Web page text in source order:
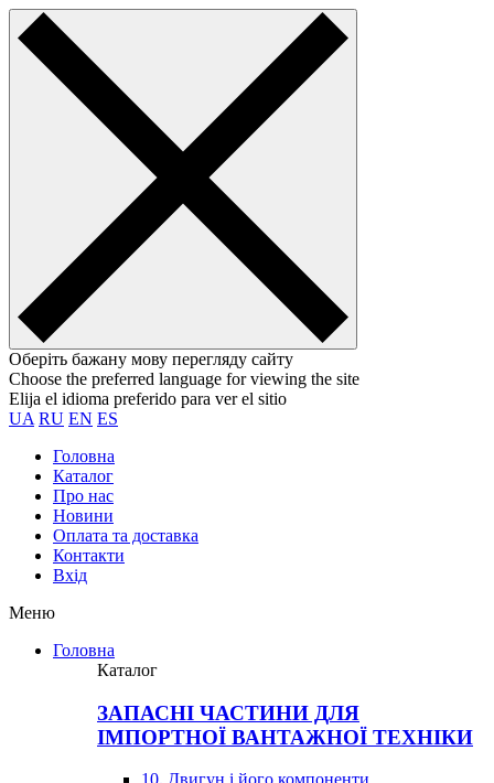
Оберіть бажану мову перегляду сайту
Choose the preferred language for viewing the site
Elija el idioma preferido para ver el sitio
UA RU EN ES
Головна
Каталог
Про нас
Новини
Оплата та доставка
Контакти
Вхiд
Меню
Головна
Каталог
ЗАПАСНІ ЧАСТИНИ ДЛЯ
ІМПОРТНОЇ ВАНТАЖНОЇ ТЕХНІКИ